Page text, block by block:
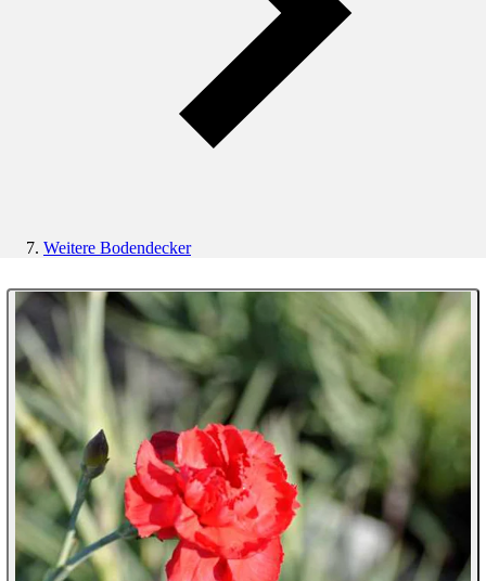
Weitere Bodendecker